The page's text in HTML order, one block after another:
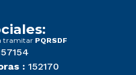
tramitar PQRSDF
: 152170